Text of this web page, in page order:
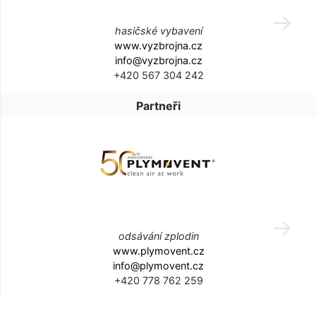
hasičské vybavení
www.vyzbrojna.cz
info@vyzbrojna.cz
+420 567 304 242
Partneři
odsávání zplodin
www.plymovent.cz
info@plymovent.cz
+420 778 762 259